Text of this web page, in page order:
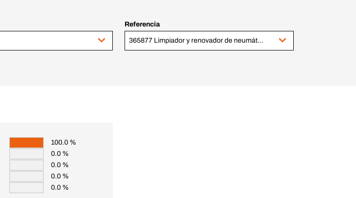
Referencia
365877 Limpiador y renovador de neumáticos, spray 500 ml
100.0 %
0.0 %
0.0 %
0.0 %
0.0 %